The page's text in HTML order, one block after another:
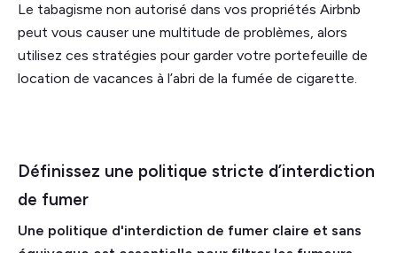
Le tabagisme non autorisé dans vos propriétés Airbnb
peut vous causer une multitude de problèmes, alors
utilisez ces stratégies pour garder votre portefeuille de
location de vacances à l’abri de la fumée de cigarette.
Définissez une politique stricte d’interdiction
de fumer
Une politique d'interdiction de fumer claire et sans